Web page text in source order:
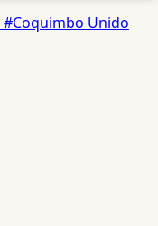
#Coquimbo Unido